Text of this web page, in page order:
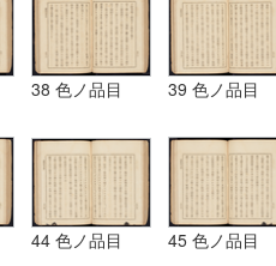
38 色ノ品目 39 色ノ品目
44 色ノ品目 45 色ノ品目